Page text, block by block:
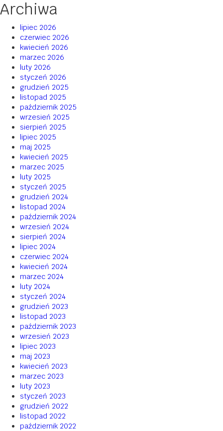
Archiwa
lipiec 2026
czerwiec 2026
kwiecień 2026
marzec 2026
luty 2026
styczeń 2026
grudzień 2025
listopad 2025
październik 2025
wrzesień 2025
sierpień 2025
lipiec 2025
maj 2025
kwiecień 2025
marzec 2025
luty 2025
styczeń 2025
grudzień 2024
listopad 2024
październik 2024
wrzesień 2024
sierpień 2024
lipiec 2024
czerwiec 2024
kwiecień 2024
marzec 2024
luty 2024
styczeń 2024
grudzień 2023
listopad 2023
październik 2023
wrzesień 2023
lipiec 2023
maj 2023
kwiecień 2023
marzec 2023
luty 2023
styczeń 2023
grudzień 2022
listopad 2022
październik 2022